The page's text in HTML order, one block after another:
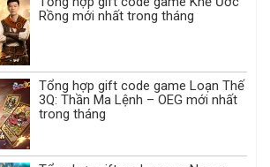
Rồng mới nhất trong tháng
Tổng hợp gift code game Loạn Thế
3Q: Thần Ma Lệnh – OEG mới nhất
trong tháng